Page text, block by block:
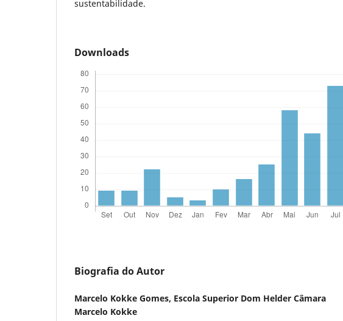
sustentabilidade.
Downloads
Biografia do Autor
Marcelo Kokke Gomes, Escola Superior Dom Helder Câmara
Marcelo Kokke